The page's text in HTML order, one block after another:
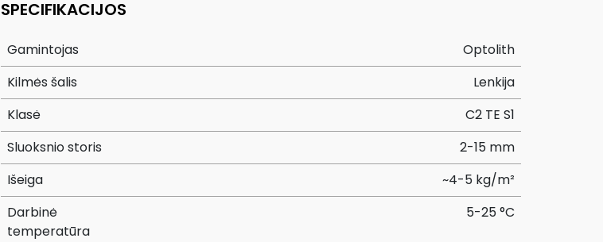
SPECIFIKACIJOS
Gamintojas
Optolith
Kilmės šalis
Lenkija
Klasė
C2 TE S1
Sluoksnio storis
2-15 mm
Išeiga
~4-5 kg/m²
Darbinė
temperatūra
5-25 °C